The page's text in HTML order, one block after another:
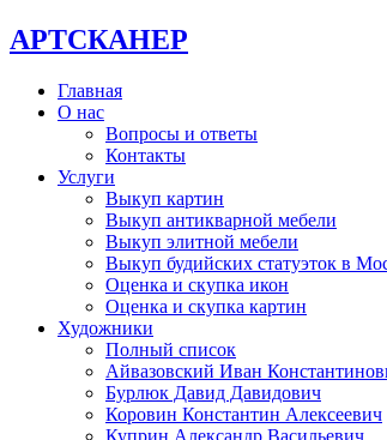
АРТСКАНЕР
Главная
О нас
Вопросы и ответы
Контакты
Услуги
Выкуп картин
Выкуп антикварной мебели
Выкуп элитной мебели
Выкуп будийских статуэток в
Оценка и скупка икон
Оценка и скупка картин
Художники
Полный список
Айвазовский Иван
Бурлюк Давид Давидович
Коровин Константин Алексеевич
Куприн Александр Васильевич